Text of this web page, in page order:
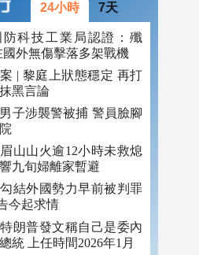
24小時 7天
防科技工業局認證：殲
國外無傷擊落多架戰機
| 黎庭上狀態穩定 再打
黑言論
子涉襲警被捕 警員臉腳
山山火逾12小時未救熄
九旬婦離家暫避
結外國勢力早前被判罪
今起求情
朗普發文稱自己是委內
統 上任時間2026年1月